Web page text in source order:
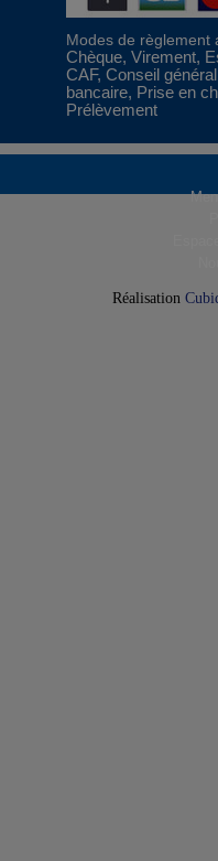
Modes de règlement
Chèque, Virement,
CAF, Conseil
bancaire, Prise en
Prélèvement
Réalisation